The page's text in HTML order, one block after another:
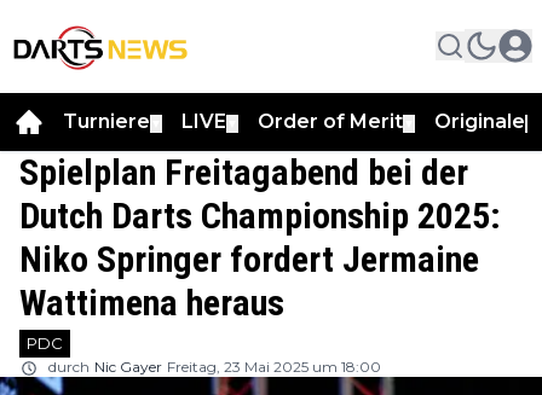
Turniere LIVE Order of Merit Originale
Spielplan Freitagabend bei der
Dutch Darts Championship 2025:
Niko Springer fordert Jermaine
Wattimena heraus
PDC
durch Nic Gayer Freitag, 23 Mai 2025 um 18:00